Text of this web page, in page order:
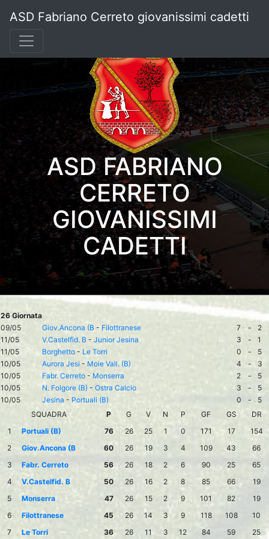
ASD Fabriano Cerreto giovanissimi cadetti
ASD FABRIANO
CERRETO
GIOVANISSIMI
CADETTI
26 Giornata
09/05
Giov.Ancona (B - Filottranese 7 -
2
11/05
V.Castelfid. B - Junior Jesina 3 -
1
11/05
Borghetto - Le Torri 0 -
5
10/05
Aurora Jesi - Moie Vall. (B) 4 -
3
10/05
Fabr. Cerreto - Monserra 2 -
5
10/05
N. Folgore (B) - Ostra Calcio 3 -
5
10/05
Jesina - Portuali (B) 0 -
5
SQUADRA
P G V N P GF GS
DR
1
Portuali (B) 76 26 25 1 0 171 17
154
2
Giov.Ancona (B 60 26 19 3 4 109 43
66
3
Fabr. Cerreto 56 26 18 2 6 90 25
65
4
V.Castelfid. B 50 26 16 2 8 85 66
19
5
Monserra 47 26 15 2 9 101 82
19
6
Filottranese 45 26 14 3 9 118 108
10
7
Le Torri 36 26 11 3 12 84 59 25